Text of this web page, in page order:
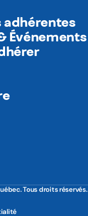
adhérentes
Événements
Tous droits réservés.